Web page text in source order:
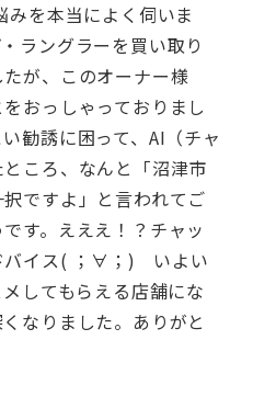
を本当によく伺いま
ラングラーを買い取り
が、このオーナー様
おっしゃっておりまし
勧誘に困って、AI（チャ
ころ、なんと「沼津市
ですよ」と言われてご
す。 えええ！？ チャッ
バイス( ；∀；) いよい
してもらえる店舗にな
なりました。ありがと